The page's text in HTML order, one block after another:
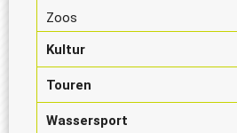
Zoos
Kultur
Touren
Wassersport